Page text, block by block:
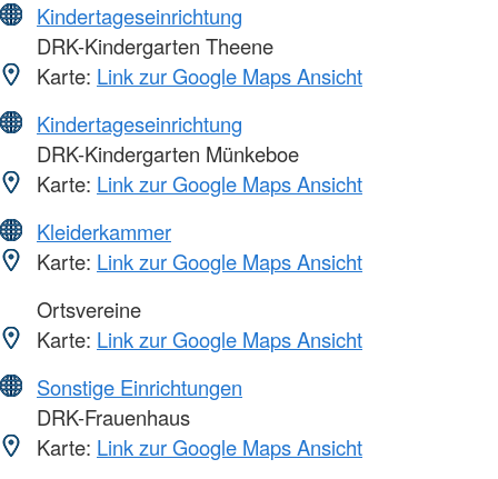
Kindertageseinrichtung
DRK-Kindergarten Theene
Karte: Link zur Google Maps Ansicht
Kindertageseinrichtung
DRK-Kindergarten Münkeboe
Karte: Link zur Google Maps Ansicht
Kleiderkammer
Karte: Link zur Google Maps Ansicht
Ortsvereine
Karte: Link zur Google Maps Ansicht
Sonstige Einrichtungen
DRK-Frauenhaus
Karte: Link zur Google Maps Ansicht